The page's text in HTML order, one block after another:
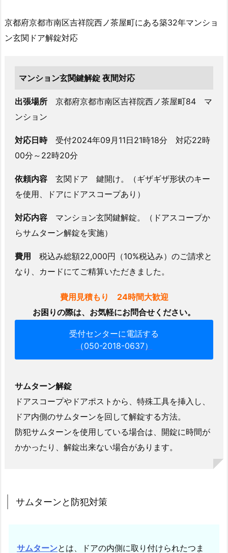
築
3
マ
シ
ョ
玄
関
ア
鍵
け
夜
対
応
犯
対
策
1.
ド
京都府京都市南区吉祥院西ノ茶屋町にある築32年マンショ
ン玄関ドア解錠対応
マンション玄関鍵解錠 夜間対応
出張場所 京都府京都市南区吉祥院西ノ茶屋町84 マ
ンション
対応日時受付2024年09月11日21時18分 対応22時
00分～22時20分
依頼内容 玄関ドア 鍵開け。（ギザギザ形状のキー
を使用、ドアにドアスコープあり）
対応内容 マンション玄関鍵解錠。（ドアスコープか
らサムターン解錠を実施）
費用 税込み総額22,000円（10%税込み）のご請求と
なり、カードにてご精算いただきました。
費用見積もり 24時間大歓迎
お困りの際は、お気軽にお問合せください。
受付センターに電話する
（050-2018-0637）
サムターン解錠
ドアスコープやドアポストから、特殊工具を挿入し、
ドア内側のサムターンを回して解錠する方法。
防犯サムターンを使用している場合は、開錠に時間が
かかったり、解錠出来ない場合があります。
サムターンと防犯対策
サムターンとは、ドアの内側に取り付けられたつま